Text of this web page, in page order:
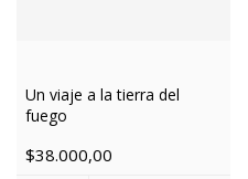
Un viaje a la tierra del
fuego
$38.000,00